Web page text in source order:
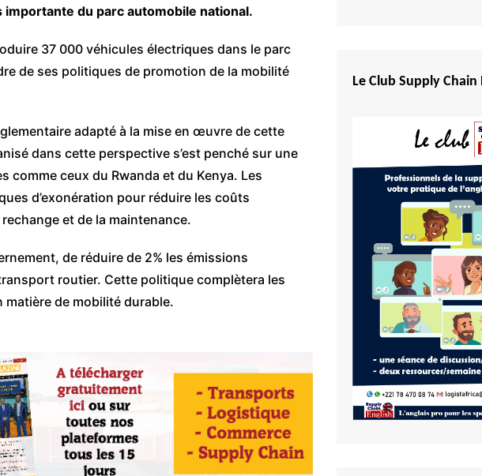
du parc automobile national.
37 000 véhicules électriques dans le parc
de ses politiques de promotion de la mobilité
adapté à la mise en œuvre de cette
dans cette perspective s’est penché sur une
comme ceux du Rwanda et du Kenya. Les
d’exonération pour réduire les coûts
et de la maintenance.
de réduire de 2% les émissions
routier. Cette politique complètera les
de mobilité durable.
Le Club Supply Chain